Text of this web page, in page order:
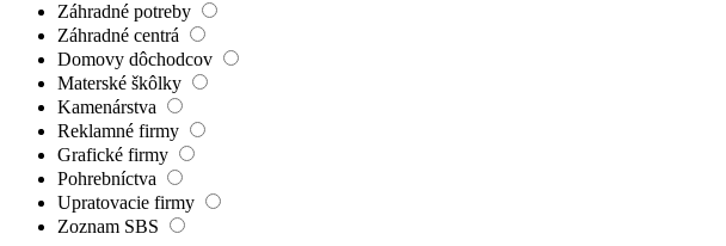
Záhradné potreby
Záhradné centrá
Domovy dôchodcov
Materské škôlky
Kamenárstva
Reklamné firmy
Grafické firmy
Pohrebníctva
Upratovacie firmy
Zoznam SBS